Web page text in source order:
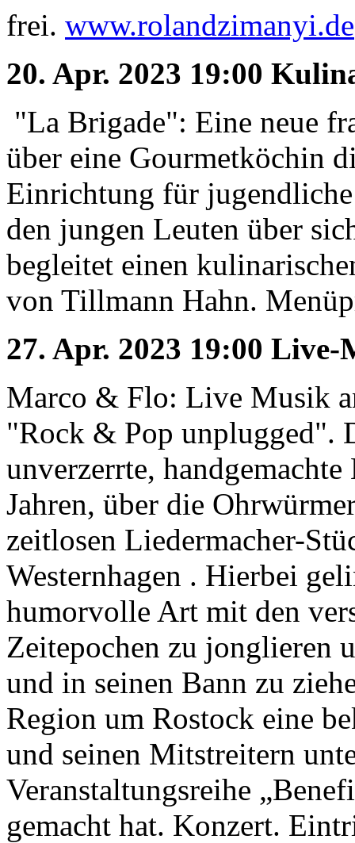
frei. www.rolandzimanyi.de
20. Apr. 2023 19:00
"La Brigade": Eine neue
über eine Gourmetköchin
Einrichtung für
den jungen Leuten über
begleitet einen
von Tillmann Hahn.
27. Apr. 2023 19:00 Live-
Marco & Flo: Live Musik
"Rock & Pop unplugged".
unverzerrte,
Jahren, über die
zeitlosen Liedermacher-
Westernhagen . Hierbei
humorvolle Art mit den
Zeitepochen zu jonglieren
und in seinen Bann zu
Region um Rostock eine
und seinen Mitstreitern
Veranstaltungsreihe
gemacht hat. Konzert.